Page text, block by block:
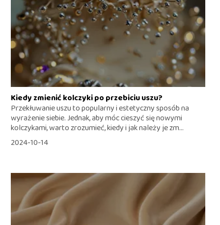
Kiedy zmienić kolczyki po przebiciu uszu?
Przekłuwanie uszu to popularny i estetyczny sposób na
wyrażenie siebie. Jednak, aby móc cieszyć się nowymi
kolczykami, warto zrozumieć, kiedy i jak należy je zm...
2024-10-14